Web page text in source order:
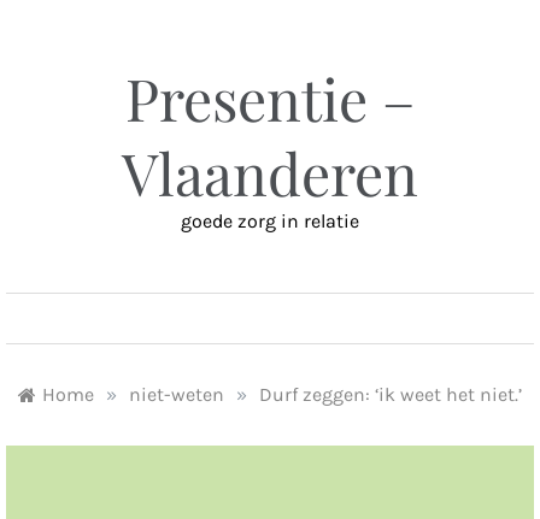
Presentie –
Vlaanderen
goede zorg in relatie
Home » niet-weten » Durf zeggen: ‘ik weet het niet.’